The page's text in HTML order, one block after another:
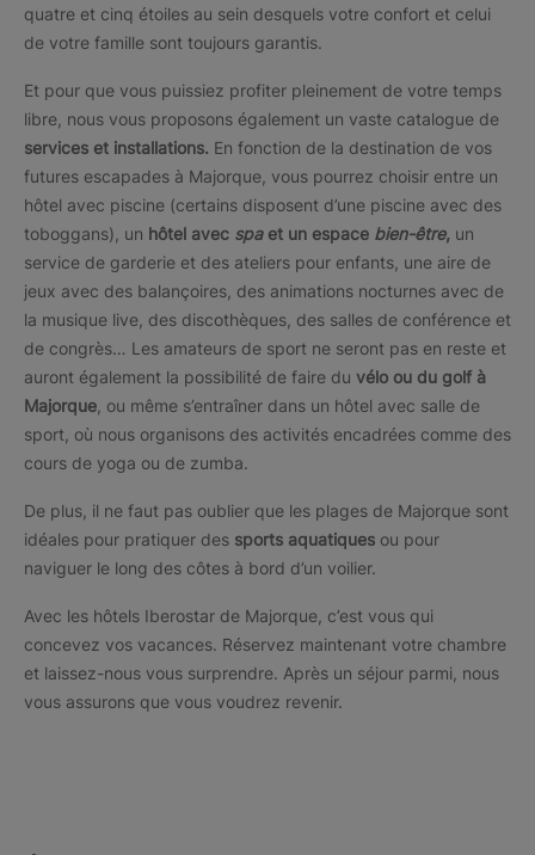
quatre et cinq étoiles au sein desquels votre confort et celui
de votre famille sont toujours garantis.
Et pour que vous puissiez profiter pleinement de votre temps
libre, nous vous proposons également un vaste catalogue de
services et installations. En fonction de la destination de vos
futures escapades à Majorque, vous pourrez choisir entre un
hôtel avec piscine (certains disposent d’une piscine avec des
toboggans), un hôtel avec spa et un espace bien-être, un
service de garderie et des ateliers pour enfants, une aire de
jeux avec des balançoires, des animations nocturnes avec de
la musique live, des discothèques, des salles de conférence et
de congrès… Les amateurs de sport ne seront pas en reste et
auront également la possibilité de faire du vélo ou du golf à
Majorque , ou même s’entraîner dans un hôtel avec salle de
sport, où nous organisons des activités encadrées comme des
cours de yoga ou de zumba.
De plus, il ne faut pas oublier que les plages de Majorque sont
idéales pour pratiquer des sports aquatiques ou pour
naviguer le long des côtes à bord d’un voilier.
Avec les hôtels Iberostar de Majorque, c’est vous qui
concevez vos vacances. Réservez maintenant votre chambre
et laissez-nous vous surprendre. Après un séjour parmi, nous
vous assurons que vous voudrez revenir.